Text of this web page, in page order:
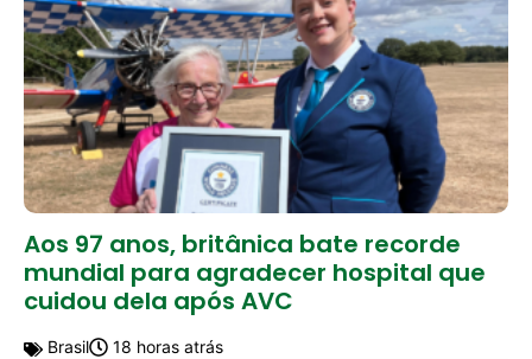
Aos 97 anos, britânica bate recorde
mundial para agradecer hospital que
cuidou dela após AVC
Brasil 18 horas atrás